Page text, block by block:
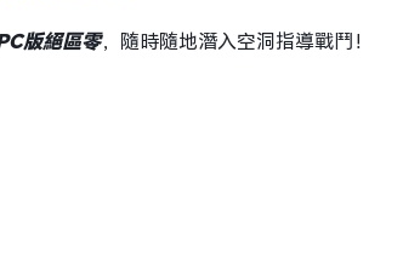
版絕區零，隨時隨地潛入空洞指導戰鬥！